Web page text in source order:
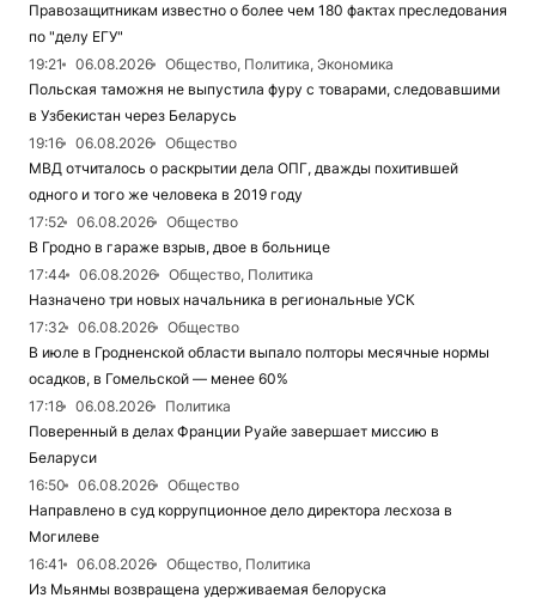
Правозащитникам известно о более чем 180 фактах преследования
по "делу ЕГУ"
19:21
06.08.2026
Общество, Политика, Экономика
Польская таможня не выпустила фуру с товарами, следовавшими
в Узбекистан через Беларусь
19:16
06.08.2026
Общество
МВД отчиталось о раскрытии дела ОПГ, дважды похитившей
одного и того же человека в 2019 году
17:52
06.08.2026
Общество
В Гродно в гараже взрыв, двое в больнице
17:44
06.08.2026
Общество, Политика
Назначено три новых начальника в региональные УСК
17:32
06.08.2026
Общество
В июле в Гродненской области выпало полторы месячные нормы
осадков, в Гомельской — менее 60%
17:18
06.08.2026
Политика
Поверенный в делах Франции Руайе завершает миссию в
Беларуси
16:50
06.08.2026
Общество
Направлено в суд коррупционное дело директора лесхоза в
Могилеве
16:41
06.08.2026
Общество, Политика
Из Мьянмы возвращена удерживаемая белоруска